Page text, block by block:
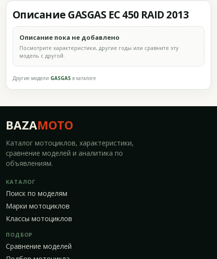
Описание GASGAS EC 450 RAID 2013
Описание пока не добавлено
Посмотрите характеристики, другие годы или сравните эту
модель с другой.
Другие модели GASGAS в каталоге
BAZAMOTO
Каталог мотоциклов, характеристики,
сравнение моделей и аналитика по
объявлениям.
КАТАЛОГ
Поиск по моделям
Марки мотоциклов
Классы мотоциклов
ПОДБОР
Сравнение моделей